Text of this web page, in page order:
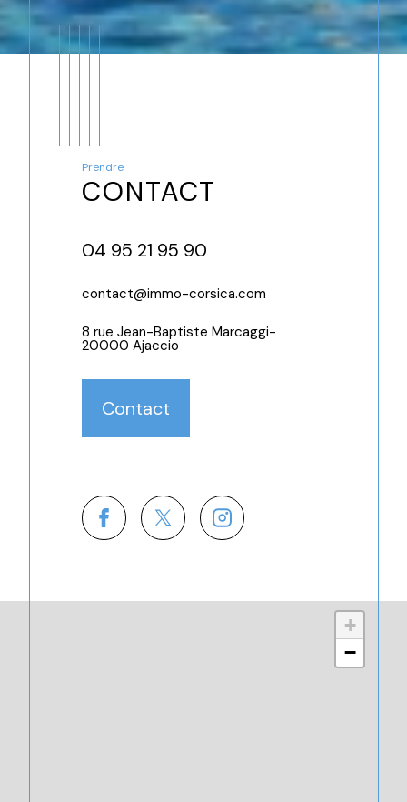
+
−
Prendre
CONTACT
04 95 21 95 90
contact@immo-corsica.com
8 rue Jean-Baptiste Marcaggi-
20000 Ajaccio
Contact